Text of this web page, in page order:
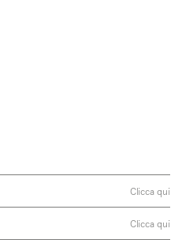
Clicca qui
Clicca qui